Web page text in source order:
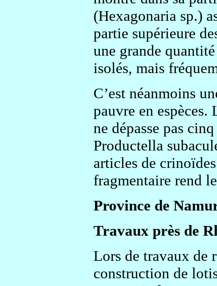
(Hexagonaria sp.)
partie supérieure
une grande
isolés, mais
C’est néanmoins
pauvre en espèces.
ne dépasse pas
Productella
articles de
fragmentaire rend
Province de
Travaux près de
Lors de travaux de
construction de